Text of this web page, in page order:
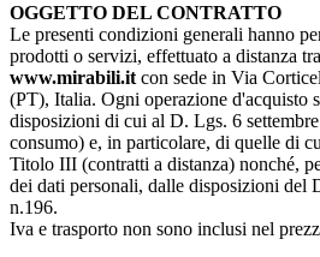
OGGETTO DEL CONTRATTO
Le presenti condizioni generali hanno
prodotti o servizi, effettuato a distanza
www.mirabili.it con sede in Via
(PT), Italia. Ogni operazione d'acquisto
disposizioni di cui al D. Lgs. 6
consumo) e, in particolare, di quelle di
Titolo III (contratti a distanza) nonché,
dei dati personali, dalle disposizioni del
n.196.
Iva e trasporto non sono inclusi nel